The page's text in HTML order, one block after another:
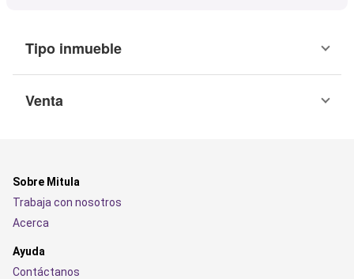
Tipo inmueble
Venta
Sobre Mitula
Trabaja con nosotros
Acerca
Ayuda
Contáctanos